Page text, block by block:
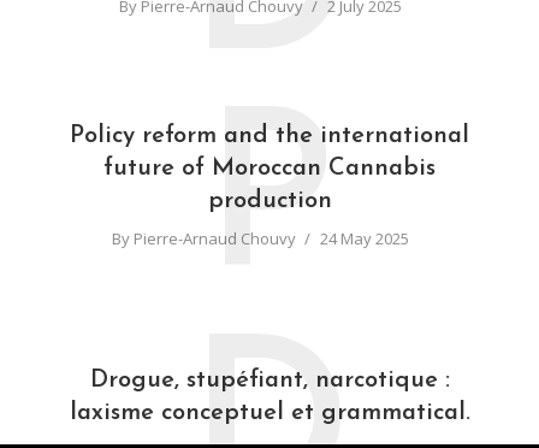
By Pierre-Arnaud Chouvy 2 July 2025
Policy reform and the international
future of Moroccan Cannabis
production
By Pierre-Arnaud Chouvy 24 May 2025
P
Drogue, stupéfiant, narcotique :
laxisme conceptuel et grammatical.